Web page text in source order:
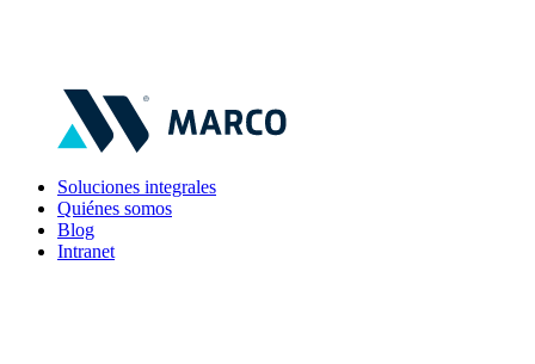
Soluciones integrales
Quiénes somos
Blog
Intranet